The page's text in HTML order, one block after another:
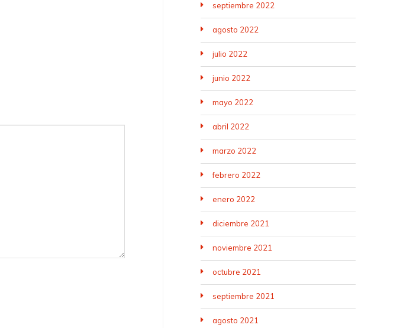
septiembre 2022
agosto 2022
julio 2022
junio 2022
mayo 2022
abril 2022
marzo 2022
febrero 2022
enero 2022
diciembre 2021
noviembre 2021
octubre 2021
septiembre 2021
agosto 2021